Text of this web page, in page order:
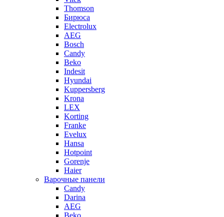
Thomson
Бирюса
Electrolux
AEG
Bosch
Candy
Beko
Indesit
Hyundai
Kuppersberg
Krona
LEX
Korting
Franke
Evelux
Hansa
Hotpoint
Gorenje
Haier
Варочные панели
Candy
Darina
AEG